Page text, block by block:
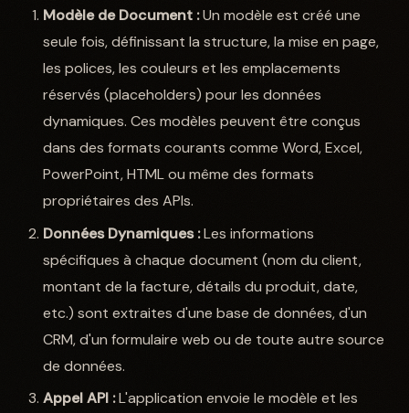
Modèle de Document :Un modèle est créé une
seule fois, définissant la structure, la mise en page,
les polices, les couleurs et les emplacements
réservés (placeholders) pour les données
dynamiques. Ces modèles peuvent être conçus
dans des formats courants comme Word, Excel,
PowerPoint, HTML ou même des formats
propriétaires des APIs.
Données Dynamiques :Les informations
spécifiques à chaque document (nom du client,
montant de la facture, détails du produit, date,
etc.) sont extraites d'une base de données, d'un
CRM, d'un formulaire web ou de toute autre source
de données.
Appel API :L'application envoie le modèle et les